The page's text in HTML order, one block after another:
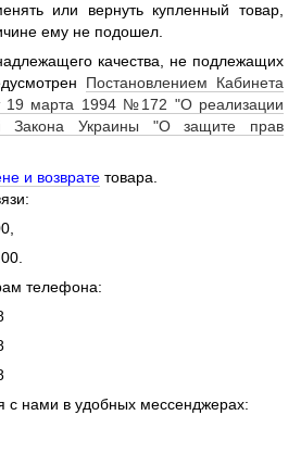
или вернуть купленный товар,
ему не подошел.
качества, не подлежащих
Постановлением Кабинета
19 марта 1994 №172 "О реализации
Закона Украины "О защите прав
и возврате товара.
телефона:
с нами в удобных мессенджерах: